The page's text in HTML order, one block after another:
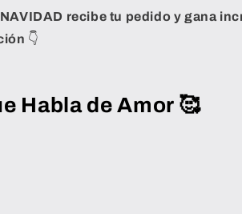
NAVIDAD recibe tu pedido y gana
👇
Habla de Amor 🥰